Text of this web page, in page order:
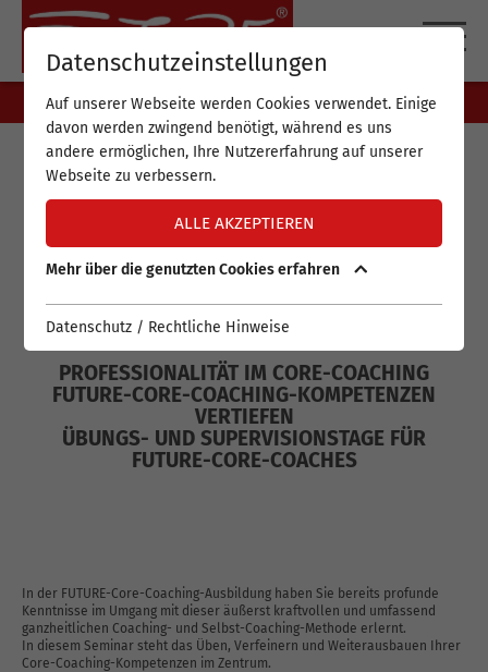
FUTURE-CORE-
COACHING-
KOMPETENZEN
VERTIEFEN
PROFESSIONALITÄT IM CORE-COACHING
FUTURE-CORE-COACHING-KOMPETENZEN
VERTIEFEN
ÜBUNGS- UND SUPERVISIONSTAGE FÜR
FUTURE-CORE-COACHES
In der FUTURE-Core-Coaching-Ausbildung haben Sie bereits profunde
Kenntnisse im Umgang mit dieser äußerst kraftvollen und umfassend
ganzheitlichen Coaching- und Selbst-Coaching-Methode erlernt.
In diesem Seminar steht das Üben, Verfeinern und Weiterausbauen Ihrer
Core-Coaching-Kompetenzen im Zentrum.
Datenschutzeinstellungen
Auf unserer Webseite werden Cookies verwendet. Einige
davon werden zwingend benötigt, während es uns
andere ermöglichen, Ihre Nutzererfahrung auf unserer
Webseite zu verbessern.
ALLE AKZEPTIEREN
Mehr über die genutzten Cookies erfahren
Datenschutz / Rechtliche Hinweise